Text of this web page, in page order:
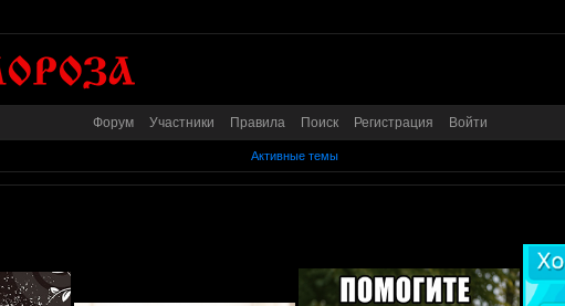
Форум Участники Правила Поиск Регистрация Войти
Активные темы